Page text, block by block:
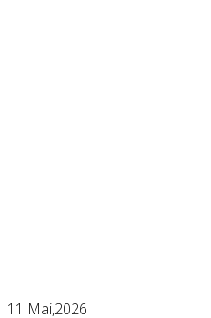
11 Mai,2026